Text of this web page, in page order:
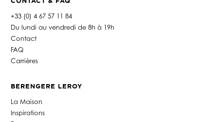
+33 (0) 4 67 57 11 84
Du lundi au vendredi de 8h à 19h
Contact
FAQ
Carrières
BERENGERE LEROY
La Maison
Inspirations